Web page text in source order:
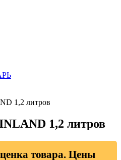
1,2 литров
1,2 литров
товара. Цены